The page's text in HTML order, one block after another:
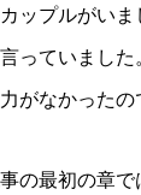
ップルがい
っていまし
がなかったの
の最初の章